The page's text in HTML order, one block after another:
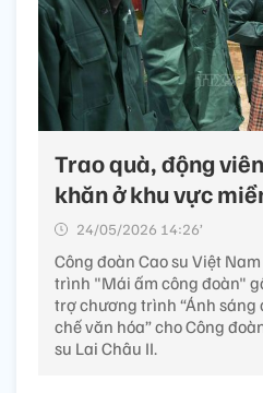
Trao quà, động
khăn ở khu vực
24/05/2026 14:26’
Công đoàn Cao su Việt
trình "Mái ấm công đoàn"
trợ chương trình “Ánh sáng
chế văn hóa” cho Công
su Lai Châu II.